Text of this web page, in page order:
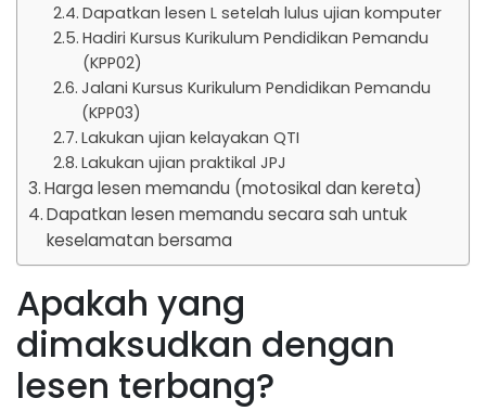
Dapatkan lesen L setelah lulus ujian komputer
Hadiri Kursus Kurikulum Pendidikan Pemandu
(KPP02)
Jalani Kursus Kurikulum Pendidikan Pemandu
(KPP03)
Lakukan ujian kelayakan QTI
Lakukan ujian praktikal JPJ
Harga lesen memandu (motosikal dan kereta)
Dapatkan lesen memandu secara sah untuk
keselamatan bersama
Apakah yang
dimaksudkan dengan
lesen terbang?